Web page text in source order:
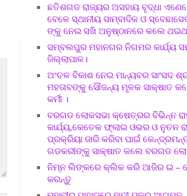
ଛତିଶଗଡ ରାଜ୍ୟର ଅସହାୟ ବୃଦ୍ଧା
ବେଳେ ସ୍ଥାନୀୟ ସାମ୍ବାଦିକ ଓ
ଙ୍କୁ ନେଇ ସଖି ଅନୁଷ୍ଠାନରେ କଲେ
ସମ୍ବଲପୁର ମହାନଗର ନିଗମର କାର୍ଯ୍ୟ
ଜିଲ୍ଲାପାଳ।
ଅଂଚଳ ବିକାଶ ନେଇ ମାନ୍ୟବର ସାଂସଦ
ମହତାବଙ୍କୁ ସୌଜନ୍ୟ ମୂଳକ ସାକ୍ଷାତ
କର୍ମୀ ।
ବରଗଡ ଲୋକସଭା କ୍ଷେତ୍ରର ବିଭିନ୍ନ
କାର୍ଯ୍ୟ,କେତେକ ଫ୍ଲାଇ ଓଭର ଓ ନୁତନ
ପ୍ରକ୍ରିୟା ଜାରି କରିବା ପାଇଁ
ଗଡକରୀଙ୍କୁ ସାକ୍ଷାତ କଲେ ବରଗଡ
ନିମ୍ନ ଲିଙ୍କରେ କ୍ଲିକ କରି ଆଜିର ଇ –
କରନ୍ତୁ